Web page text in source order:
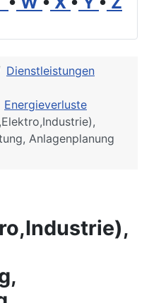
Dienstleistungen
Energieverluste
Anlagenplanung